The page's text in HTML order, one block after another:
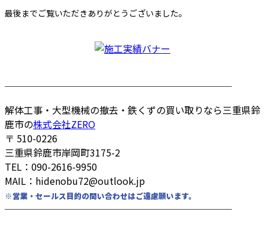
最後までご覧いただきありがとうございました。
────────────────────────
解体工事・大型機械の撤去・鉄くずの買い取りなら三重県鈴
鹿市の株式会社ZERO
〒 510-0226
三重県鈴鹿市岸岡町3175-2
TEL：090-2616-9950
MAIL：hidenobu72@outlook.jp
※営業・セールス目的の問い合わせはご遠慮願います。
────────────────────────